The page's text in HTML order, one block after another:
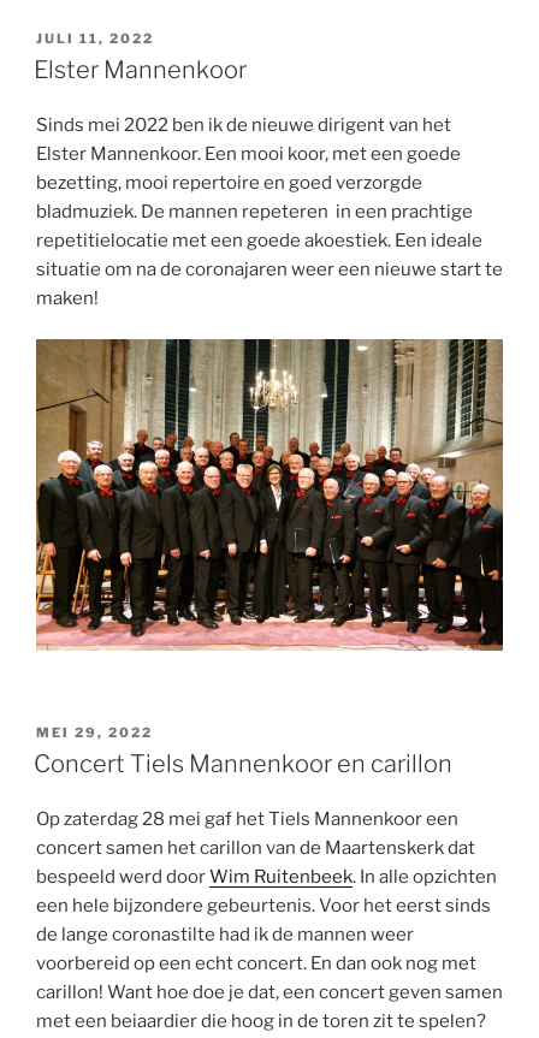
GEPLAATST
OP
JULI 11, 2022
Elster Mannenkoor
Sinds mei 2022 ben ik de nieuwe dirigent van het
Elster Mannenkoor. Een mooi koor, met een goede
bezetting, mooi repertoire en goed verzorgde
bladmuziek. De mannen repeteren in een prachtige
repetitielocatie met een goede akoestiek. Een ideale
situatie om na de coronajaren weer een nieuwe start te
maken!
GEPLAATST
OP
MEI 29, 2022
Concert Tiels Mannenkoor en carillon
Op zaterdag 28 mei gaf het Tiels Mannenkoor een
concert samen het carillon van de Maartenskerk dat
bespeeld werd doorWim Ruitenbeek. In alle opzichten
een hele bijzondere gebeurtenis. Voor het eerst sinds
de lange coronastilte had ik de mannen weer
voorbereid op een echt concert. En dan ook nog met
carillon! Want hoe doe je dat, een concert geven samen
met een beiaardier die hoog in de toren zit te spelen?